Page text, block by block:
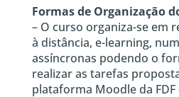
Formas de Organização
– O curso organiza-se em
à distância, e-learning,
assíncronas podendo o
realizar as tarefas
plataforma Moodle da FDF